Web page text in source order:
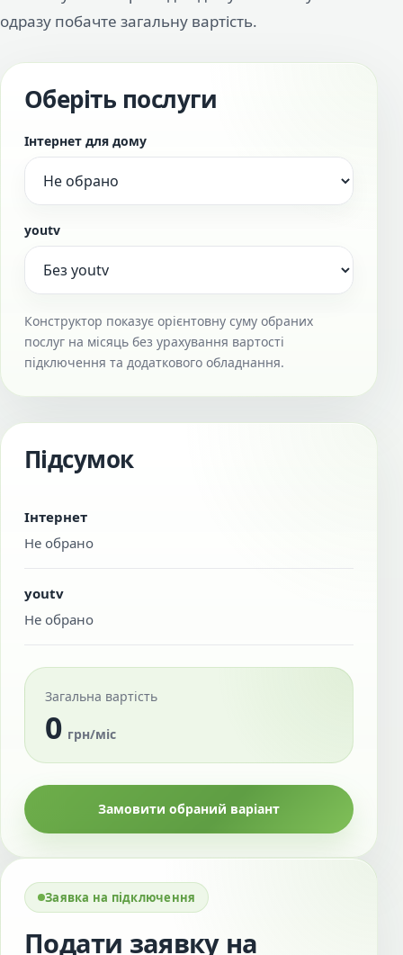
одразу побачте загальну вартість.
Оберіть послуги
Інтернет для дому
youtv
Конструктор показує орієнтовну суму обраних
послуг на місяць без урахування вартості
підключення та додаткового обладнання.
Підсумок
Інтернет
Не обрано
youtv
Не обрано
Загальна вартість
0 грн/міс
Замовити обраний варіант
Заявка на підключення
Подати заявку на